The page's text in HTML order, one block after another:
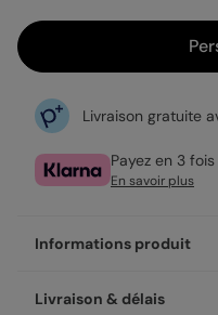
Livraison gratuite
Payez en 3
En savoir plus
Informations produit
Personnalisez votre
Livraison & délais